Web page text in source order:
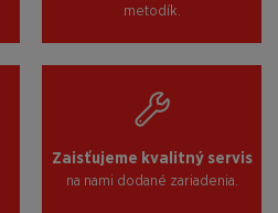
metodík.
Zaisťujeme kvalitný servis
na nami dodané zariadenia.